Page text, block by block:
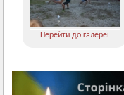
Перейти до галереї